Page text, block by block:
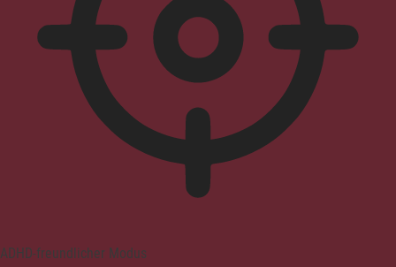
ADHD-freundlicher Modus